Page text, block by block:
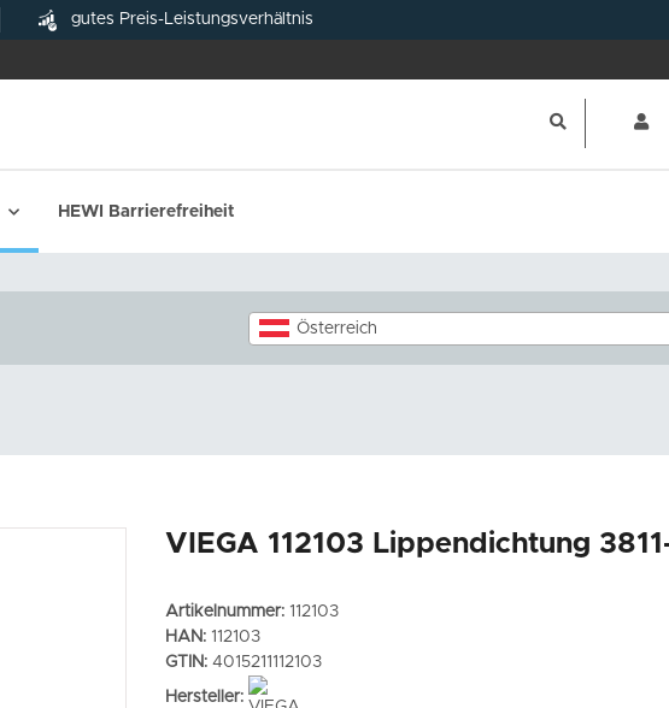
gutes Preis-Leistungsverhältnis
HEWI Barrierefreiheit
Österreich
VIEGA 112103 Lippendichtung
Artikelnummer: 112103
HAN: 112103
GTIN: 4015211112103
Hersteller: